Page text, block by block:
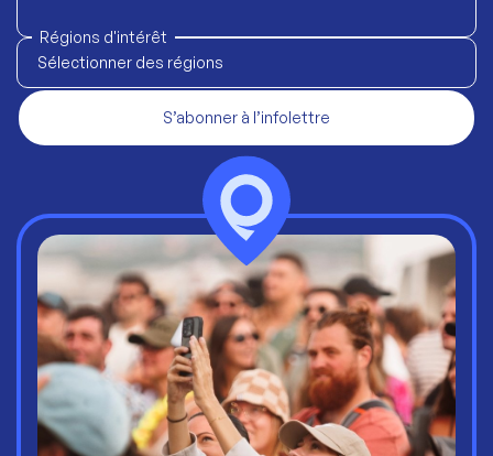
Régions d'intérêt
Sélectionner des régions
S’abonner à l’infolettre